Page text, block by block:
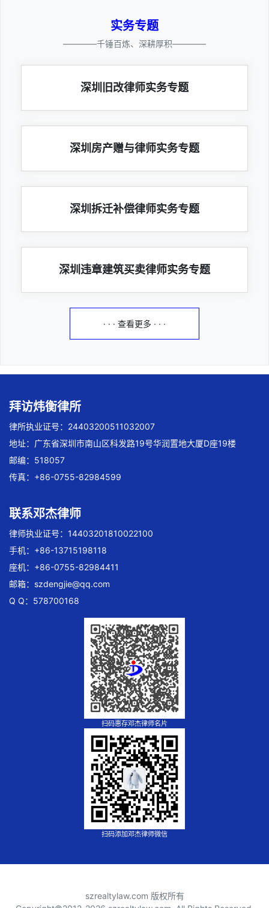
实务专题
————千锤百炼、深耕厚积————
深圳旧改律师实务专题
深圳房产赠与律师实务专题
深圳拆迁补偿律师实务专题
深圳违章建筑买卖律师实务专题
· · · 查看更多 · · ·
拜访炜衡律所
律所执业证号：24403200511032007
地址：广东省深圳市南山区科发路19号华润置地大厦D座19楼
邮编：518057
传真：+86-0755-82984599
联系邓杰律师
律师执业证号：14403201810022100
手机：+86-13715198118
座机：+86-0755-82984411
邮箱： szdengjie@qq.com
Q Q：578700168
扫码惠存邓杰律师名片
扫码添加邓杰律师微信
szrealtylaw.com 版权所有